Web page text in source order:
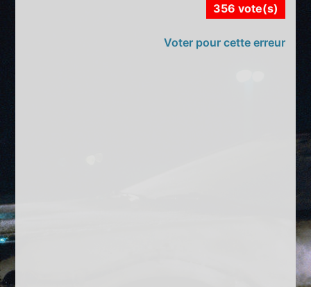
356 vote(s)
Voter pour cette erreur